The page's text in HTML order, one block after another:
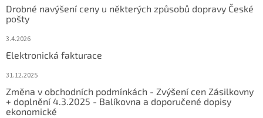
Drobné navýšení ceny u některých způsobů dopravy České
pošty
3.4.2026
Elektronická fakturace
31.12.2025
Změna v obchodních podmínkách - Zvýšení cen Zásilkovny
+ doplnění 4.3.2025 - Balíkovna a doporučené dopisy
ekonomické